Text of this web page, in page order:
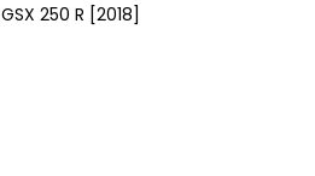
GSX 250 R [2018]